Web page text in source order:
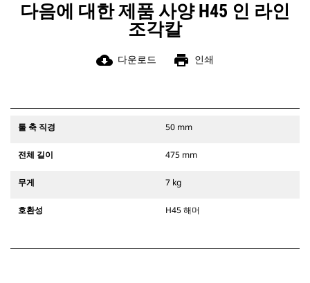
다음에 대한 제품 사양 H45 인 라인
조각칼
cloud_download 다운로드 print 인쇄
툴 축 직경 50 mm
전체 길이 475 mm
무게 7 kg
호환성 H45 해머